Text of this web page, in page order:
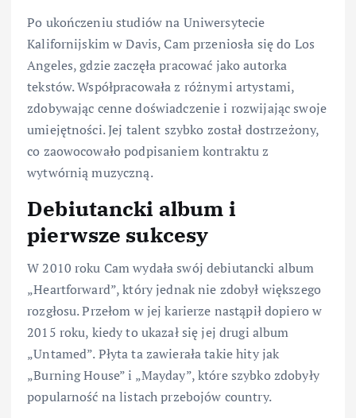
Po ukończeniu studiów na Uniwersytecie
Kalifornijskim w Davis, Cam przeniosła się do Los
Angeles, gdzie zaczęła pracować jako autorka
tekstów. Współpracowała z różnymi artystami,
zdobywając cenne doświadczenie i rozwijając swoje
umiejętności. Jej talent szybko został dostrzeżony,
co zaowocowało podpisaniem kontraktu z
wytwórnią muzyczną.
Debiutancki album i
pierwsze sukcesy
W 2010 roku Cam wydała swój debiutancki album
„Heartforward”, który jednak nie zdobył większego
rozgłosu. Przełom w jej karierze nastąpił dopiero w
2015 roku, kiedy to ukazał się jej drugi album
„Untamed”. Płyta ta zawierała takie hity jak
„Burning House” i „Mayday”, które szybko zdobyły
popularność na listach przebojów country.